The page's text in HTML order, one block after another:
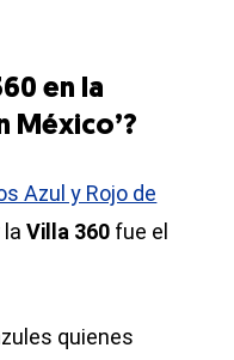
en la
México’?
Azul y Rojo de
laVilla 360 fue el
quienes